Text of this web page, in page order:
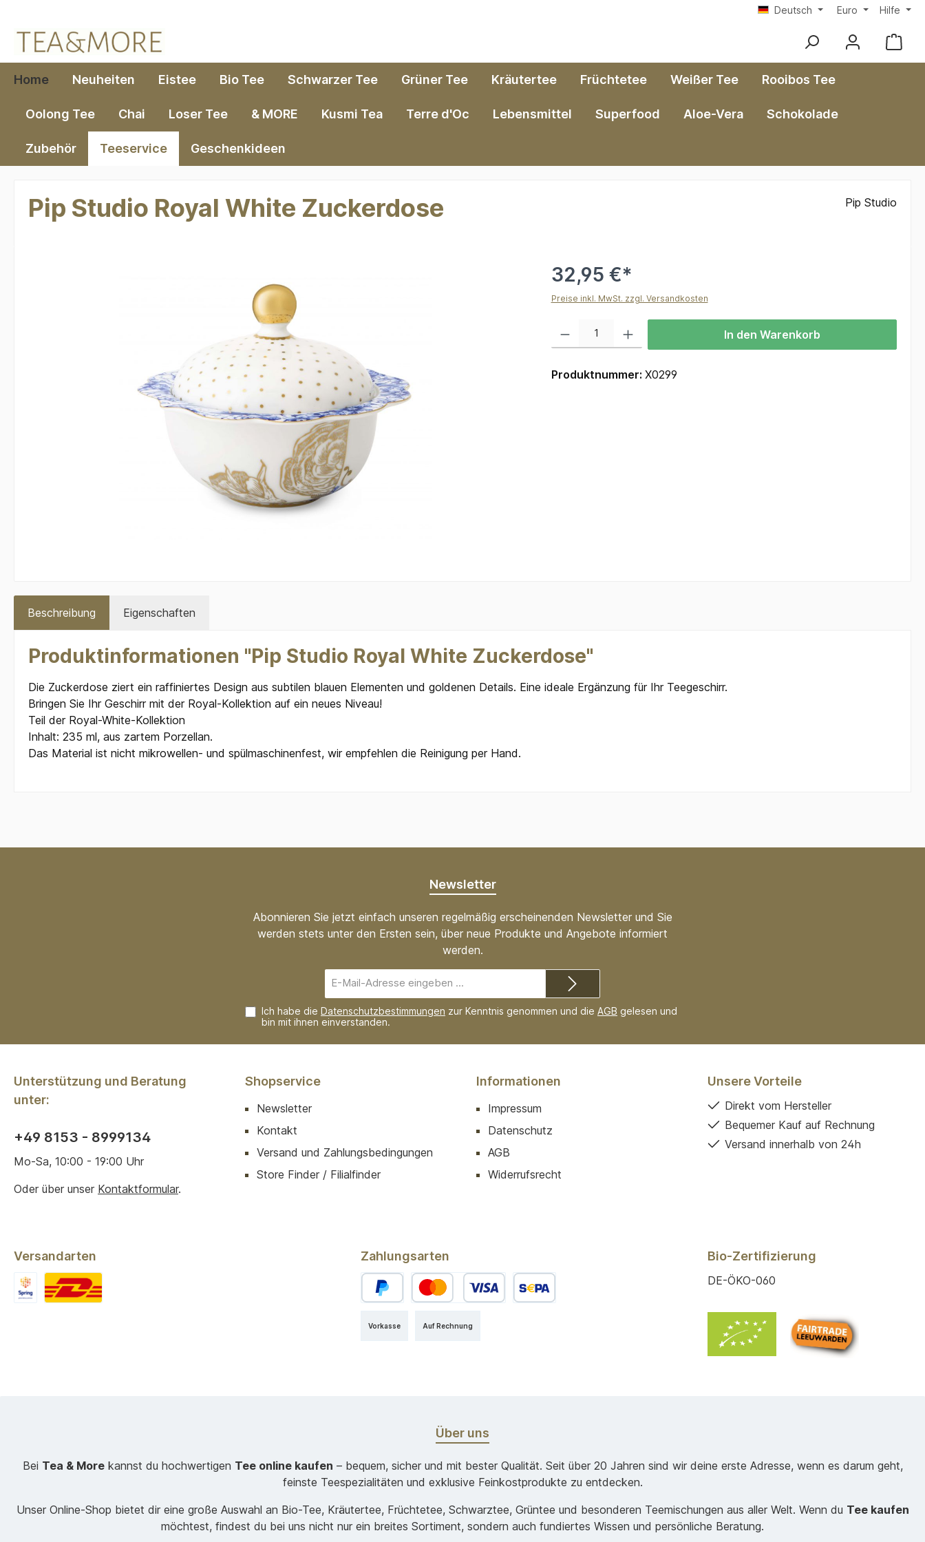
Deutsch Euro Hilfe
Home Neuheiten Eistee Bio Tee Schwarzer Tee Grüner Tee Kräutertee Früchtetee Weißer Tee Rooibos Tee
Oolong Tee Chai Loser Tee & MORE Kusmi Tea Terre d'Oc Lebensmittel Superfood Aloe-Vera Schokolade
Zubehör Teeservice Geschenkideen
Pip Studio Royal White Zuckerdose Pip Studio
32,95 €*
Preise inkl. MwSt. zzgl. Versandkosten
In den Warenkorb
Produktnummer: X0299
Beschreibung Eigenschaften
Produktinformationen "Pip Studio Royal White Zuckerdose"
Die Zuckerdose ziert ein raffiniertes Design aus subtilen blauen Elementen und goldenen Details. Eine ideale Ergänzung für Ihr Teegeschirr.
Bringen Sie Ihr Geschirr mit der Royal-Kollektion auf ein neues Niveau!
Teil der Royal-White-Kollektion
Inhalt: 235 ml, aus zartem Porzellan.
Das Material ist nicht mikrowellen- und spülmaschinenfest, wir empfehlen die Reinigung per Hand.
Newsletter
Abonnieren Sie jetzt einfach unseren regelmäßig erscheinenden Newsletter und Sie
werden stets unter den Ersten sein, über neue Produkte und Angebote informiert
werden.
Mail-
Adresse*
Ich habe die Datenschutzbestimmungen zur Kenntnis genommen und die AGB gelesen und
bin mit ihnen einverstanden.
Unterstützung und Beratung
unter:
+49 8153 - 8999134
Mo-Sa, 10:00 - 19:00 Uhr
Oder über unser Kontaktformular.
Shopservice
Newsletter
Kontakt
Versand und Zahlungsbedingungen
Store Finder / Filialfinder
Informationen
Impressum
Datenschutz
AGB
Widerrufsrecht
Unsere Vorteile
Direkt vom Hersteller
Bequemer Kauf auf Rechnung
Versand innerhalb von 24h
Versandarten Zahlungsarten
Auf Rechnung
Vorkasse
Bio-Zertifizierung
DE-ÖKO-060
Über uns
Bei Tea & Morekannst du hochwertigen Tee online kaufen – bequem, sicher und mit bester Qualität. Seit über 20 Jahren sind wir deine erste Adresse, wenn es darum geht,
feinste Teespezialitäten und exklusive Feinkostprodukte zu entdecken.
Unser Online-Shop bietet dir eine große Auswahl an Bio-Tee, Kräutertee, Früchtetee, Schwarztee, Grüntee und besonderen Teemischungen aus aller Welt. Wenn du Tee kaufen
möchtest, findest du bei uns nicht nur ein breites Sortiment, sondern auch fundiertes Wissen und persönliche Beratung.